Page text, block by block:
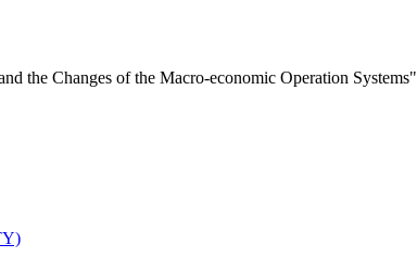
Changes of the Macro-economic Operation Systems"